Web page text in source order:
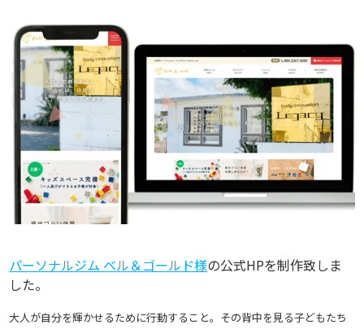
パーソナルジム ベル＆ゴールド様の公式HPを制作致しま
した。
大人が自分を輝かせるために行動すること。その背中を見る子どもたち